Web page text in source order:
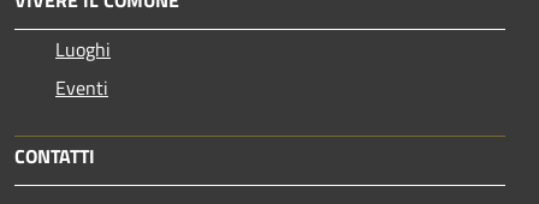
Luoghi
Eventi
CONTATTI